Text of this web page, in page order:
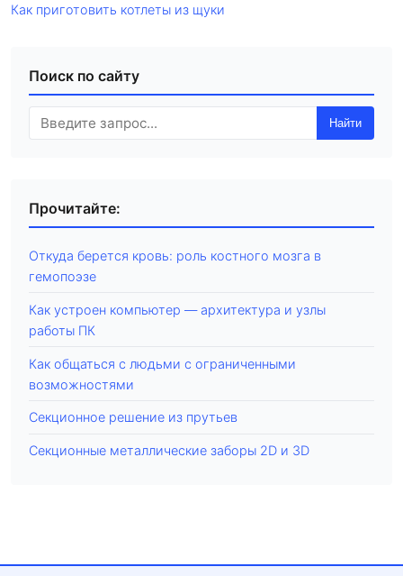
Как приготовить котлеты из щуки
Поиск по сайту
Найти
Прочитайте:
Откуда берется кровь: роль костного мозга в
гемопоэзе
Как устроен компьютер — архитектура и узлы
работы ПК
Как общаться с людьми с ограниченными
возможностями
Секционное решение из прутьев
Секционные металлические заборы 2D и 3D